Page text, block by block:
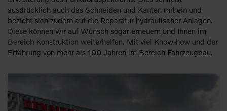
ausdrücklich auch das Schneiden und Kanten mit ein und
bezieht sich zudem auf die Reparatur hydraulischer Anlagen.
Diese können wir auf Wunsch sogar erneuern und Ihnen im
Bereich Konstruktion weiterhelfen. Mit viel Know-how und der
Erfahrung von mehr als 100 Jahren im Bereich Fahrzeugbau.